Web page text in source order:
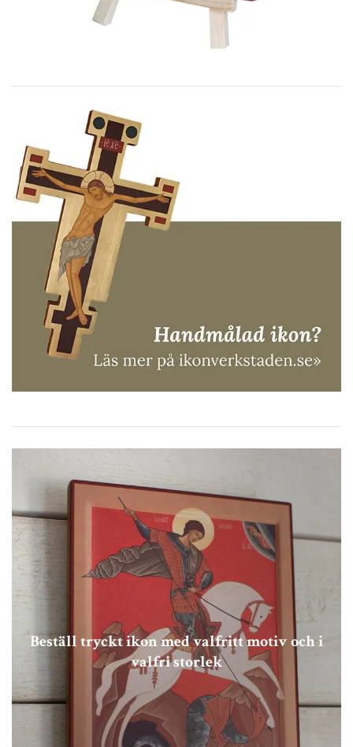
Beställ tryckt ikon med valfritt motiv och i
valfri storlek